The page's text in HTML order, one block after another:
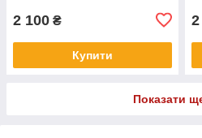
2 100 ₴
Купити
Показати